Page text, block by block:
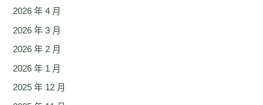
2026 年 4 月
2026 年 3 月
2026 年 2 月
2026 年 1 月
2025 年 12 月